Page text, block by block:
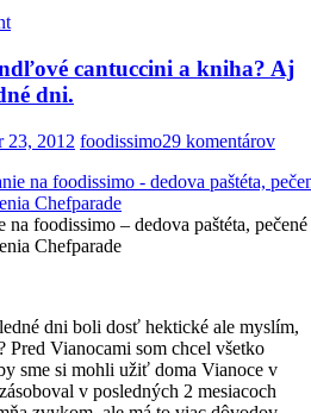
cantuccini a kniha? Aj
dni.
23, 2012 foodissimo29 komentárov
foodissimo – dedova paštéta,
Chefparade
dni boli dosť hektické ale myslím,
Pred Vianocami som chcel všetko
sme si mohli užiť doma Vianoce v
v posledných 2 mesiacoch